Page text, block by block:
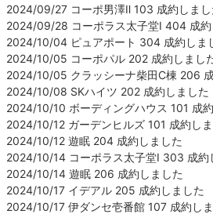
2024/09/27 コーポ男澤Ⅱ 103 成約しまし
2024/09/28 コーポラス太子堂Ⅰ 404 成約
2024/10/04 ピュアポート 304 成約しま
2024/10/05 コーポパル 202 成約しまし
2024/10/05 クラッシーナ柴田C棟 206
2024/10/08 SKハイツ 202 成約しました
2024/10/10 ボーディングハウス 101 成
2024/10/12 ガーデンヒルズ 101 成約し
2024/10/12 遊眠 204 成約しました
2024/10/14 コーポラス太子堂Ⅰ 303 成約
2024/10/14 遊眠 206 成約しました
2024/10/17 イデアル 205 成約しました
2024/10/17 伊ダンセ壱番館 107 成約し